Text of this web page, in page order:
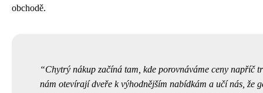
obchodě.
Chytrý nákup začíná tam, kde porovnáváme ceny napříč
nám otevírají dveře k výhodnějším nabídkám a učí nás, že